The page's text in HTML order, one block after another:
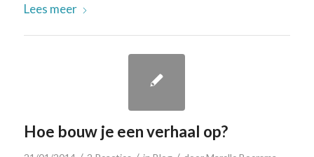
Lees meer
Hoe bouw je een verhaal op?